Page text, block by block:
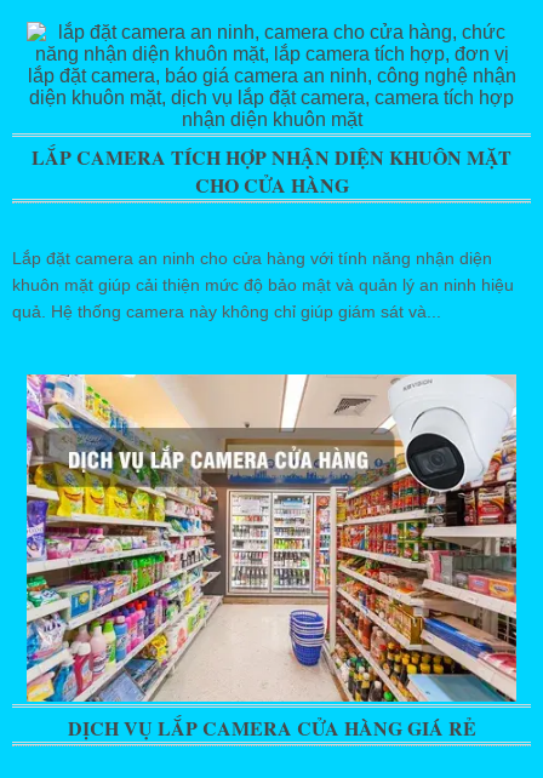
LẮP CAMERA TÍCH HỢP NHẬN DIỆN KHUÔN MẶT
CHO CỬA HÀNG
Lắp đặt camera an ninh cho cửa hàng với tính năng nhận diện
khuôn mặt giúp cải thiện mức độ bảo mật và quản lý an ninh hiệu
quả. Hệ thống camera này không chỉ giúp giám sát và...
DỊCH VỤ LẮP CAMERA CỬA HÀNG GIÁ RẺ